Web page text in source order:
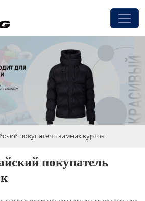
покупатель зимних курток
покупатель